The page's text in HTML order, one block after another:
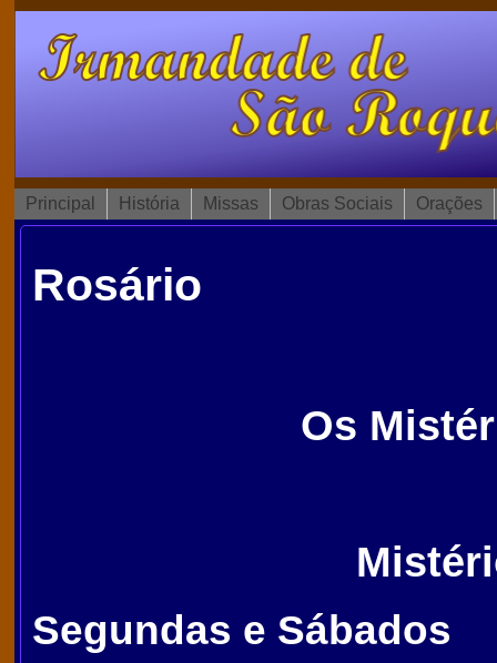
Principal História Missas Obras Sociais Orações
Rosário
Os
Segundas e Sábados